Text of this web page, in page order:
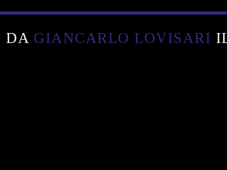
DA GIANCARLO LOVISARI